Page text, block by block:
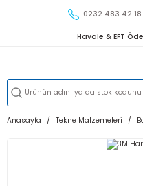
0232 483 42 18
Havale & EFT
Anasayfa Tekne Malzemeleri